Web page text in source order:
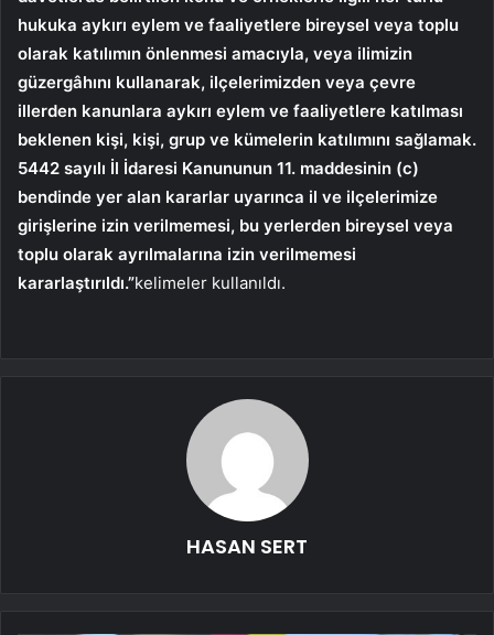
hukuka aykırı eylem ve faaliyetlere bireysel veya toplu
olarak katılımın önlenmesi amacıyla, veya ilimizin
güzergâhını kullanarak, ilçelerimizden veya çevre
illerden kanunlara aykırı eylem ve faaliyetlere katılması
beklenen kişi, kişi, grup ve kümelerin katılımını sağlamak.
5442 sayılı İl İdaresi Kanununun 11. maddesinin (c)
bendinde yer alan kararlar uyarınca il ve ilçelerimize
girişlerine izin verilmemesi, bu yerlerden bireysel veya
toplu olarak ayrılmalarına izin verilmemesi
kararlaştırıldı.”kelimeler kullanıldı.
HASAN SERT